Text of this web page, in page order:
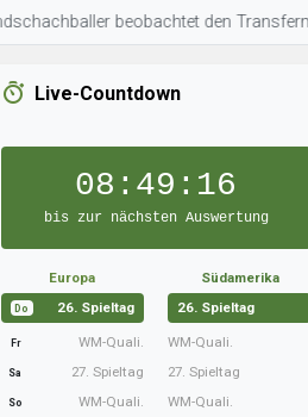
beobachtet den
Live-Countdown
08:49:15
bis zur nächsten Auswertung
Europa
Do 26. Spieltag
Fr WM-Quali.
Sa 27. Spieltag
So WM-Quali.
Südamerika
26. Spieltag
WM-Quali.
27. Spieltag
WM-Quali.